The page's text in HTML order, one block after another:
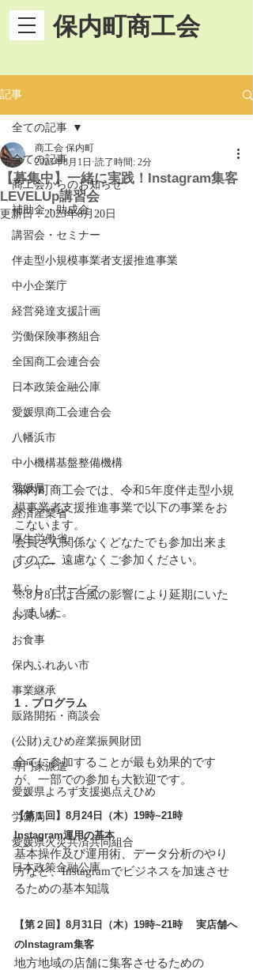
保内町商工会
記事
全ての記事
商工会からのお知らせ
補助金・助成金
講習会・セミナー
伴走型小規模事業者支援推進事業
中小企業庁
経営発達支援計画
労働保険事務組合
全国商工会連合会
日本政策金融公庫
愛媛県商工会連合会
八幡浜市
中小機構基盤整備機構
愛媛県
経済産業省
厚生労働省
レジャー
暮らし・サービス
お買い物
お食事
保内ふれあい市
事業継承
販路開拓・商談会
(公財)えひめ産業振興財団
専門家派遣
愛媛県よろず支援拠点えひめ
労働局
愛媛県火災共済共同組合
日本政策金融公庫
全ての記事
【募集中】一緒に実践！Instagram集客
LEVELUp講習会
商工会 保内町
2023年8月1日 読了時間: 2分
更新日：2023年8月20日
保内町商工会では、令和5年度伴走型小規
模事業者支援推進事業で以下の事業をお
こないます。
会員さん関係なくどなたでも参加出来ま
すので、遠慮なくご参加ください。
※8月8日は台風の影響により延期にいた
しました。
1．プログラム
全てに参加することが最も効果的です
が、一部での参加も大歓迎です。
【第１回】8月24日（木）19時~21時
Instagram運用の基本
基本操作及び運用術、データ分析のやり
方など、Instagramでビジネスを加速させ
るための基本知識
【第２回】8月31日（木）19時~21時　 実店舗へ
のInstagram集客
地方地域の店舗に集客させるための